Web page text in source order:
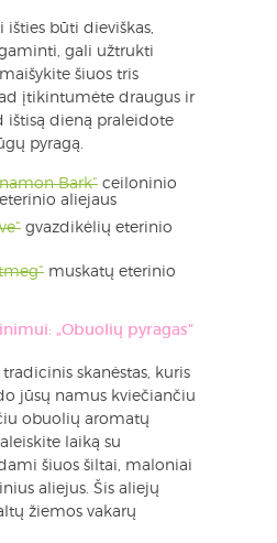
išties būti dieviškas,
gali užtrukti
šiuos tris
įtikintumėte draugus ir
ištisą dieną praleidote
pyragą.
Bark“ ceiloninio
aliejaus
gvazdikėlių eterinio
muskatų eterinio
„Obuolių pyragas“
skanėstas, kuris
jūsų namus kviečiančiu
obuolių aromatų
laiką su
šiuos šiltai, maloniai
aliejus. Šis aliejų
žiemos vakarų